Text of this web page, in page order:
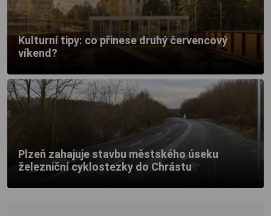
Kulturní tipy: co přinese druhý červencový
víkend?
Plzeň zahajuje stavbu městského úseku
železniční cyklostezky do Chrástu